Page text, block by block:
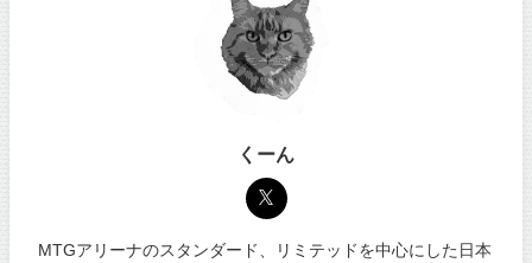
くーん
MTGアリーナのスタンダード、リミテッドを中心にした日本